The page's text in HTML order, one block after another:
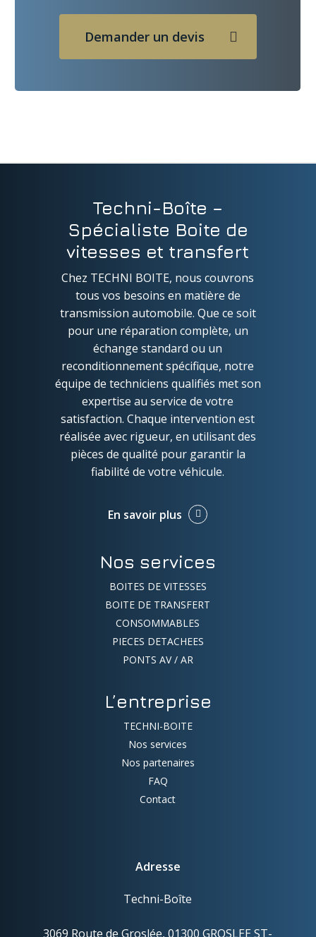
Demander un devis
Techni-Boîte –
Spécialiste Boite de
vitesses et transfert
Chez TECHNI BOITE, nous couvrons
tous vos besoins en matière de
transmission automobile. Que ce soit
pour une réparation complète, un
échange standard ou un
reconditionnement spécifique, notre
équipe de techniciens qualifiés met son
expertise au service de votre
satisfaction. Chaque intervention est
réalisée avec rigueur, en utilisant des
pièces de qualité pour garantir la
fiabilité de votre véhicule.
En savoir plus
Nos services
BOITES DE VITESSES
BOITE DE TRANSFERT
CONSOMMABLES
PIECES DETACHEES
PONTS AV / AR
L’entreprise
TECHNI-BOITE
Nos services
Nos partenaires
FAQ
Contact
Adresse
Techni-Boîte
3069 Route de Groslée, 01300 GROSLEE ST-